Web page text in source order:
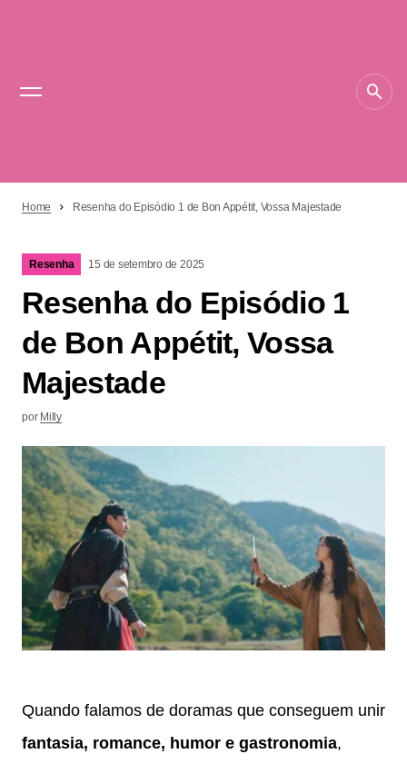
Home Resenha do Episódio 1 de Bon Appétit, Vossa Majestade
Resenha 15 de setembro de 2025
Resenha do Episódio 1
de Bon Appétit, Vossa
Majestade
por Milly
Quando falamos de doramas que conseguem unir
fantasia, romance, humor e gastronomia,